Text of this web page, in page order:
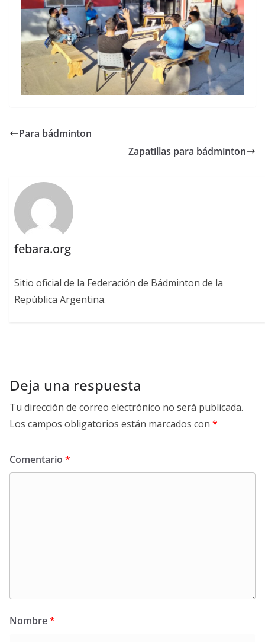
Para bádminton
Zapatillas para bádminton
febara.org
Sitio oficial de la Federación de Bádminton de la
República Argentina.
Deja una respuesta
Tu dirección de correo electrónico no será publicada.
Los campos obligatorios están marcados con *
Comentario *
Nombre*